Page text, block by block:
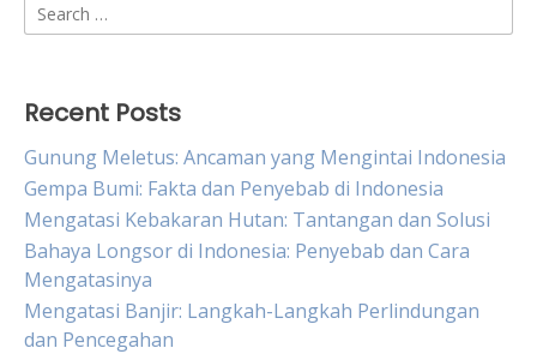
Search
for:
Recent Posts
Gunung Meletus: Ancaman yang Mengintai Indonesia
Gempa Bumi: Fakta dan Penyebab di Indonesia
Mengatasi Kebakaran Hutan: Tantangan dan Solusi
Bahaya Longsor di Indonesia: Penyebab dan Cara
Mengatasinya
Mengatasi Banjir: Langkah-Langkah Perlindungan
dan Pencegahan